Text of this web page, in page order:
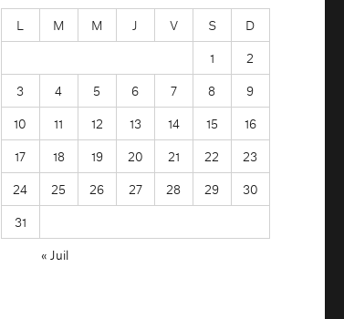
L M M J V S
D
1
2
3
4 5 6 7 8
9
10
11 12 13 14 15
16
17
18 19 20 21 22
23
24
25 26 27 28 29
30
31
« Juil